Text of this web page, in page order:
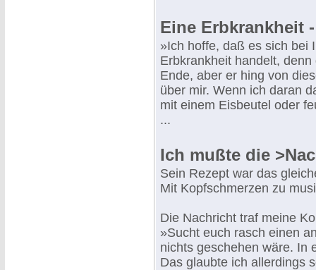
Eine Erbkrankheit
»Ich hoffe, daß es sich bei
Erbkrankheit handelt,
Ende, aber er hing von
über mir. Wenn ich daran
mit einem Eisbeutel oder
...
Ich mußte die
Sein Rezept war das
Mit Kopfschmerzen zu
Die Nachricht traf meine
»Sucht euch rasch einen
nichts geschehen wäre. In
Das glaubte ich allerdings